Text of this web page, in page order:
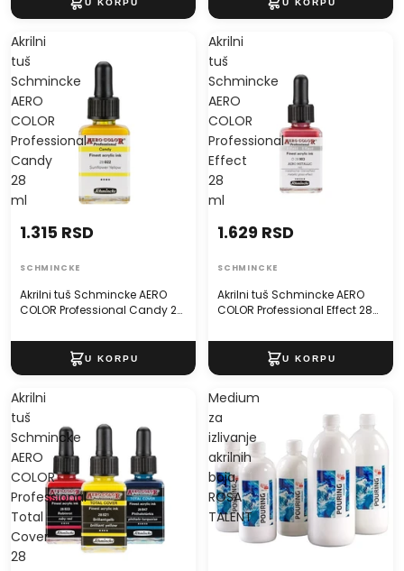
Akrilni
tuš
Schmincke
AERO
COLOR
Professional
Candy
28
ml
Akrilni tuš Schmincke AERO
COLOR Professional Candy 28
1.315 RSD
SCHMINCKE
Akrilni
tuš
Schmincke
AERO
COLOR
Professional
Effect
28
ml
Akrilni tuš Schmincke AERO
COLOR Professional Effect 28
1.629 RSD
SCHMINCKE
Akrilni
tuš
Schmincke
AERO
COLOR
Professional
Total
Cover
28
Medium
za
izlivanje
akrilnih
boja,
ROSA
TALENT